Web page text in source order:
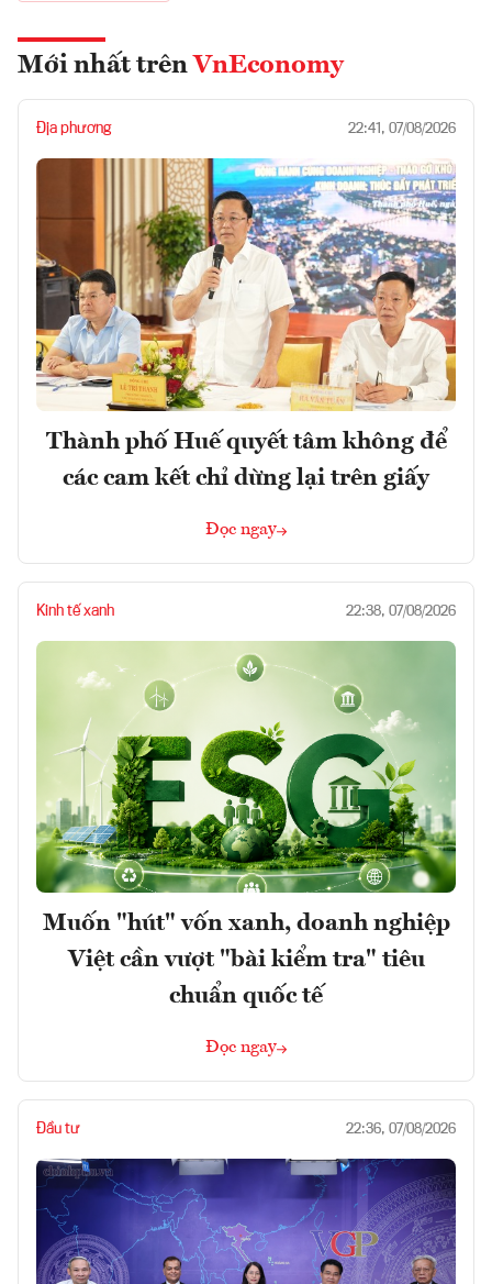
Mới nhất trên VnEconomy
Địa phương 22:41, 07/08/2026
Thành phố Huế quyết tâm không để
các cam kết chỉ dừng lại trên giấy
Đọc ngay
Kinh tế xanh 22:38, 07/08/2026
Muốn "hút" vốn xanh, doanh nghiệp
Việt cần vượt "bài kiểm tra" tiêu
chuẩn quốc tế
Đọc ngay
Đầu tư 22:36, 07/08/2026